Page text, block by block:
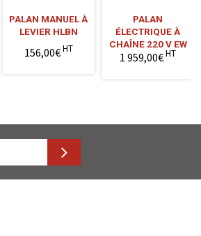
PALAN MANUEL À
LEVIER HLBN
156,00€HT
PALAN
ÉLECTRIQUE À
CHAÎNE 220 V EW
1 959,00€HT